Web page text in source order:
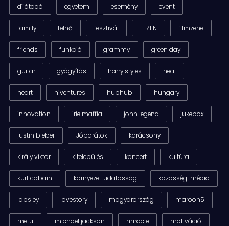
díjátadó egyetem esemény event
family felhő fesztivál FEZEN filmzene
friends funkció grammy green day
guitar gyógyítás harry styles heal
heart hiventures hubhub hungary
innovation irie maffia john legend jukebox
justin bieber Jóbarátok karácsony
király viktor kitelepülés koncert kultúra
kurt cobain környezettudatosság közösségi média
lapsley lovestory magyarország maroon5
metu michael jackson miracle motiváció